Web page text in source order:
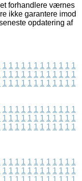
forhandlere værnes
ikke garantere imod
opdatering af
1 1 1 1 1 1 1 1 1 1 1 1
1 1 1 1 1 1 1 1 1 1 1 1
1 1 1 1 1 1 1 1 1 1 1 1
1 1 1 1 1 1 1 1 1 1 1 1
1 1 1 1 1 1 1 1 1 1 1 1
1 1 1 1 1 1 1 1 1 1 1 1
1 1 1 1 1 1 1 1 1 1 1 1
1 1 1 1 1 1 1 1 1 1 1 1
1 1 1 1 1 1 1 1 1 1 1 1